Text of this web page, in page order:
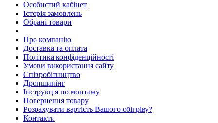
Особистий кабінет
Історія замовлень
Обрані товари
Про компанію
Доставка та оплата
Політика конфіденційності
Умови використання сайту
Співробітництво
Дропшипінг
Інструкція по монтажу
Повернення товару
Розрахувати вартість Вашого обігріву?
Контакти